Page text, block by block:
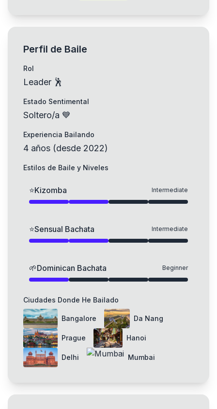
Perfil de Baile
Rol
Leader 🕺
Estado Sentimental
Soltero/a 💙
Experiencia Bailando
4 años (desde 2022)
Estilos de Baile y Niveles
⭐Kizomba Intermediate
⭐Sensual Bachata Intermediate
🌱Dominican Bachata Beginner
Ciudades Donde He Bailado
Bangalore Da Nang
Prague Hanoi
Delhi Mumbai